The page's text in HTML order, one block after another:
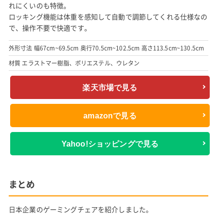
れにくいのも特徴。
ロッキング機能は体重を感知して自動で調節してくれる仕様なの
で、操作不要で快適です。
外形寸法 幅67cm~69.5cm 奥行70.5cm~102.5cm 高さ113.5cm~130.5cm
材質 エラストマー樹脂、ポリエステル、ウレタン
楽天市場で見る
amazonで見る
Yahoo!ショッピングで見る
まとめ
日本企業のゲーミングチェアを紹介しました。